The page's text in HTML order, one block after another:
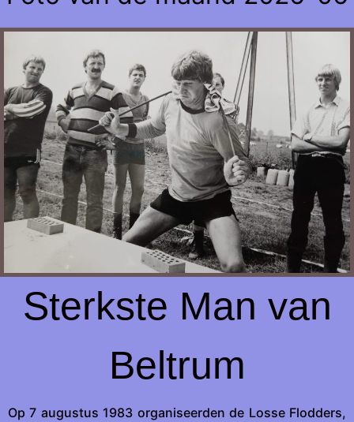
Sterkste Man van
Beltrum
Op 7 augustus 1983 organiseerden de Losse Flodders,